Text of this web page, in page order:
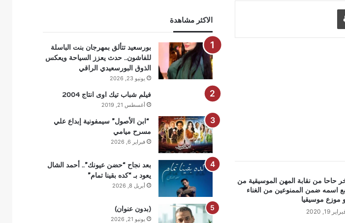
طباعة
حاحا من نقابة المهن الموسيقية من
اسمه ضمن الممنوعين من الغناء
موزع موسيقيا
19, 2020
الاكثر مشاهدة
بورسعيد تتألق بمهرجان بنت الباسلة
للفاشون.. حدث يعزز السياحة ويعكس
الذوق البورسعيدي الراقي
يونيو 23, 2026
فيلم شباب تيك اوى انتاج 2004
أغسطس 21, 2019
“ابن الأصول” سيمفونية إبداع علي
مسرح ميامي
فبراير 6, 2026
بعد نجاح “حضن عيونك”.. أحمد الشال
يعود بـ “كده بقينا تمام”
أبريل 8, 2026
(بدون عنوان)
يونيو 21, 2026